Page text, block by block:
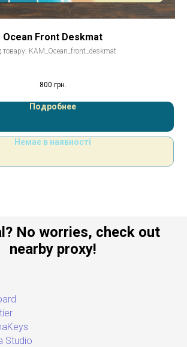
Ocean Front Deskmat
товару: KAM_Ocean_front_deskmat
800 грн.
Подробнее
Немає в наявності
No worries, check out
nearby proxy!
Studio